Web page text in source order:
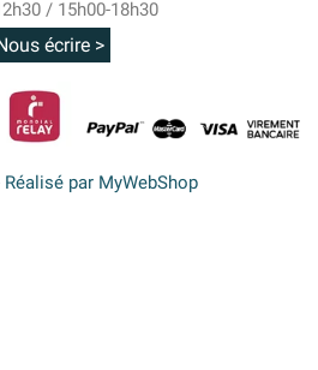
/ 15h00-18h30
écrire >
par MyWebShop